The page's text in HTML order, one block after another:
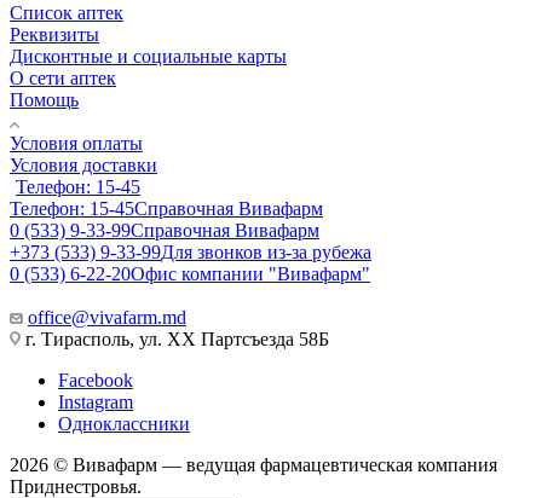
Список аптек
Реквизиты
Дисконтные и социальные карты
О сети аптек
Помощь
Условия оплаты
Условия доставки
Телефон: 15-45
Телефон: 15-45Справочная Вивафарм
0 (533) 9-33-99Справочная Вивафарм
+373 (533) 9-33-99Для звонков из-за рубежа
0 (533) 6-22-20Офис компании "Вивафарм"
office@vivafarm.md
г. Тирасполь, ул. ХХ Партсъезда 58Б
Facebook
Instagram
Одноклассники
2026 © Вивафарм — ведущая фармацевтическая компания
Приднестровья.